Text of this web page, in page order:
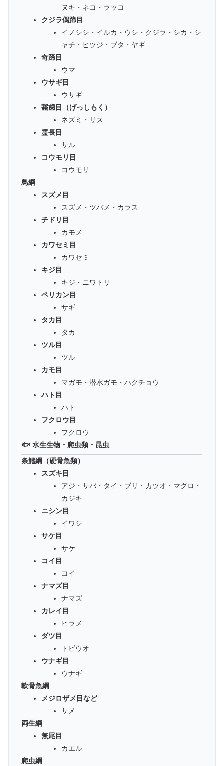
ヌキ・ネコ・ラッコ
クジラ偶蹄目
イノシシ・イルカ・ウシ・クジラ・シカ・シ
ャチ・ヒツジ・ブタ・ヤギ
奇蹄目
ウマ
ウサギ目
ウサギ
齧歯目（げっしもく）
ネズミ・リス
霊長目
サル
コウモリ目
コウモリ
鳥綱
スズメ目
スズメ・ツバメ・カラス
チドリ目
カモメ
カワセミ目
カワセミ
キジ目
キジ・ニワトリ
ペリカン目
サギ
タカ目
タカ
ツル目
ツル
カモ目
マガモ・潜水ガモ・ハクチョウ
ハト目
ハト
フクロウ目
フクロウ
🐟 水生生物・爬虫類・昆虫
条鰭綱（硬骨魚類）
スズキ目
アジ・サバ・タイ・ブリ・カツオ・マグロ・
カジキ
ニシン目
イワシ
サケ目
サケ
コイ目
コイ
ナマズ目
ナマズ
カレイ目
ヒラメ
ダツ目
トビウオ
ウナギ目
ウナギ
軟骨魚綱
メジロザメ目など
サメ
両生綱
無尾目
カエル
爬虫綱